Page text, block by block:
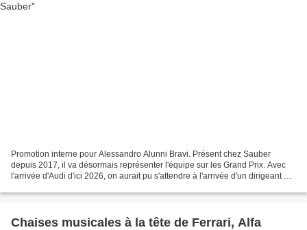
Promotion interne pour Alessandro Alunni Bravi. Présent chez Sauber
depuis 2017, il va désormais représenter l'équipe sur les Grand Prix. Avec
l'arrivée d'Audi d'ici 2026, on aurait pu s'attendre à l'arrivée d'un dirigeant en
Chaises musicales à la tête de Ferrari, Alfa